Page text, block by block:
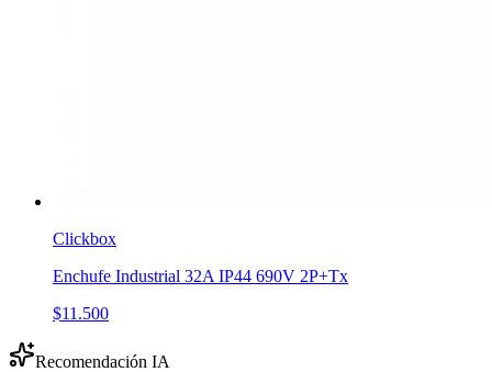
Clickbox
Enchufe Industrial 32A IP44 690V 2P+Tx
$11.500
Recomendación IA